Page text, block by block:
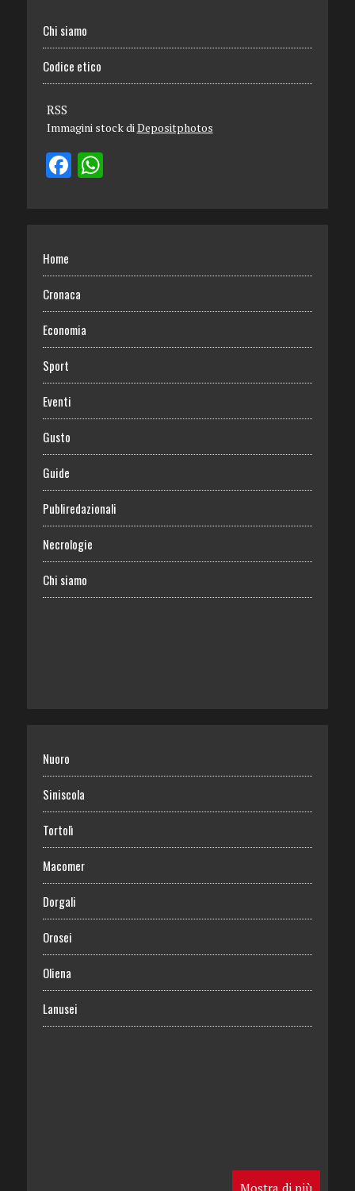
Chi siamo
Codice etico
RSS
Immagini stock di Depositphotos
Home
Cronaca
Economia
Sport
Eventi
Gusto
Guide
Publiredazionali
Necrologie
Chi siamo
Nuoro
Siniscola
Tortolì
Macomer
Dorgali
Orosei
Oliena
Lanusei
Mostra di più